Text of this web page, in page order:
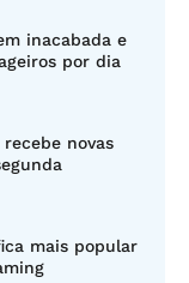
inacabada e
por dia
novas
mais popular